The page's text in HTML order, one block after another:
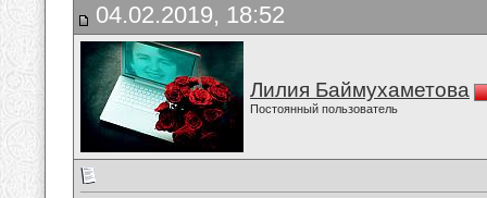
04.02.2019, 18:52
Лилия Баймухаметова
Постоянный пользователь